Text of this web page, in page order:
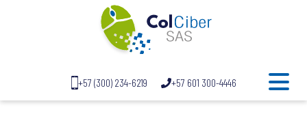
+57 (300) 234-6219 +57 601 300-4446